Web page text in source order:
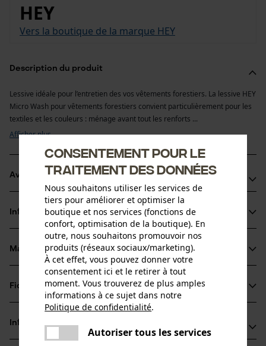
HEY
Vers la boutique de la marque HEY
Description du produit
Lessive idéale pour l’entretien des vos vêtements forestiers. La lessive HEY
Micro Wash pour vêtements forestiers convient particulièrement pour les
textiles et les couleurs : ménage avant tout les renforts ...
Afficher plus
Avantages du produit
Nettoie et conserve les caractéristiques techniques de vos vêtements
de protection
La lessive pour vêtements de travail restaure la texture d'origine de la
Protège les couleurs : les couleurs intenses (couleur signal) le restent
Informations sur le produit
Détails du produit
Type dactivité
Neutraliser les odeurs, Entretenir, Lavage
Groupe dâge
Matériau & entretien
Matériau
Matériau principal
Agents de surface
Fiches techniques
Fiches techniques de sécurité (PDF)
Informations fabricant
Consentement pour le
traitement des données
Nous souhaitons utiliser les services de
tiers pour améliorer et optimiser la
boutique et nos services (fonctions de
confort, optimisation de la boutique). En
outre, nous souhaitons promouvoir nos
produits (réseaux sociaux/marketing).
À cet effet, vous pouvez donner votre
consentement ici et le retirer à tout
moment. Vous trouverez de plus amples
informations à ce sujet dans notre
Politique de confidentialité.
Autoriser tous les services
Une erreur s'est produite. Veuillez
essayer encore.
partager
partager